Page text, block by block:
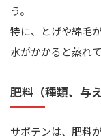
う。
特に、とげや綿毛
水がかかると蒸れ
肥料（種類、与
サボテンは、肥料